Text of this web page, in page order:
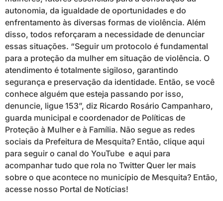
autonomia, da igualdade de oportunidades e do
enfrentamento às diversas formas de violência. Além
disso, todos reforçaram a necessidade de denunciar
essas situações. “Seguir um protocolo é fundamental
para a proteção da mulher em situação de violência. O
atendimento é totalmente sigiloso, garantindo
segurança e preservação da identidade. Então, se você
conhece alguém que esteja passando por isso,
denuncie, ligue 153”, diz Ricardo Rosário Campanharo,
guarda municipal e coordenador de Políticas de
Proteção à Mulher e à Família. Não segue as redes
sociais da Prefeitura de Mesquita? Então, clique aqui
para seguir o canal do YouTube e aqui para
acompanhar tudo que rola no Twitter Quer ler mais
sobre o que acontece no município de Mesquita? Então,
acesse nosso Portal de Notícias!